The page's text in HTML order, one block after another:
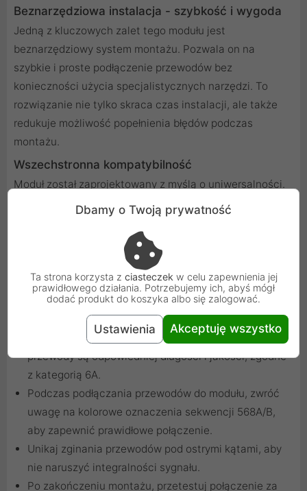
Beznarzędziowa instalacja - szybkość i wygoda
Jedną z kluczowych zalet tego modułu jest
beznarzędziowy system montażu. Pozwala on na
szybkie i proste podłączenie przewodów bez
konieczności użycia specjalistycznych narzędzi. To
rozwiązanie nie tylko skraca czas instalacji, ale także
redukuje możliwość popełnienia błędów podczas
montażu.
Wszechstronna kompatybilność
Moduł został zaprojektowany z myślą o uniwersalności.
Jego standardowe wymiary (16,10 x 14,50 mm)
umożliwiają montaż w różnych adapterach typu
keystone, takich jak adaptery do gniazd 45x45, ramki
osprzętu elektrycznego czy panele modularne. Dzięki
temu jest to rozwiązanie elastyczne, dostosowujące się
do różnych potrzeb instalacyjnych.
Praktyczne wskazówki instalacyjne
Przed rozpoczęciem instalacji upewnij się, że
przewody są odpowiedniej długości i jakości, zgodne
z kategorią 6A.
Podczas podłączania przewodów do modułu, zwróć
uwagę na kolorowe oznaczenia sekwencji 568A/B,
aby zapewnić prawidłowe połączenie.
Unikaj zginania przewodów pod ostrymi kątami, aby
nie naruszyć integralności sygnału.
Po zakończeniu montażu, przetestuj połączenie za
Dbamy o Twoją prywatność
Ta strona korzysta z ciasteczek w celu zapewnienia jej
prawidłowego działania. Potrzebujemy ich, abyś mógł
dodać produkt do koszyka albo się zalogować.
Ustawienia Akceptuję wszystko